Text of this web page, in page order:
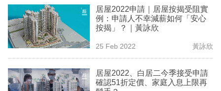
區
居屋2022申請｜居屋按揭受阻實
例：申請人不幸減薪如何「安心
按揭」？｜黃詠欣
25 Feb 2022 黃詠欣
居屋2022、白居二今季接受申請
確認51折定價、家庭入息上限再